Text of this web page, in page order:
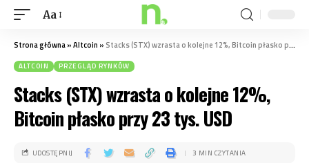
Aa
Strona główna»Altcoin » Stacks (STX) wzrasta o kolejne 12%, Bitcoin płasko przy 23 tys. USD
ALTCOIN PRZEGLĄD RYNKÓW
Stacks (STX) wzrasta o kolejne 12%,
Bitcoin płasko przy 23 tys. USD
UDOSTĘPNIJ 3 MIN CZYTANIA